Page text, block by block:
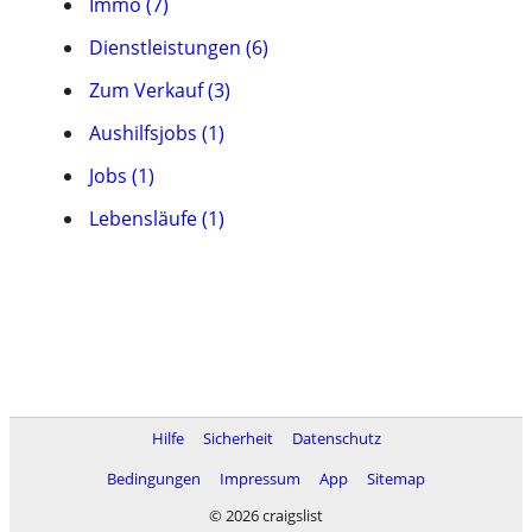
Dienstleistungen (6)
Zum Verkauf (3)
Aushilfsjobs (1)
Jobs (1)
Lebensläufe (1)
Hilfe Sicherheit
Datenschutz
Bedingungen
Impressum App
Sitemap
© 2026 craigslist